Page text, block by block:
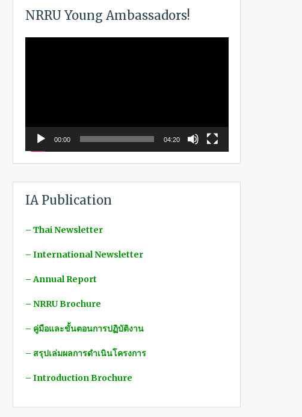
NRRU Young Ambassadors!
00:00 04:20
IA Publication
– Thai Newsletter
– International Newsletter
– Annual Report
– NRRU Brochure
– คู่มือและขั้นตอนการปฏิบัติงาน
– สรุปเล่มผลการดำเนินโครงการ
– Introduction Brochure